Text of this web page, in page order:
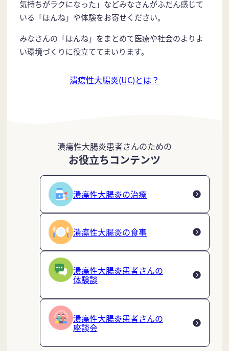
気持ちがラクになった」などみなさんがふだん感じて
いる「ほんね」や体験をお寄せください。
みなさんの「ほんね」をまとめて医療や社会のよりよ
い環境づくりに役立ててまいります。
潰瘍性大腸炎(UC)とは？
潰瘍性大腸炎患者さんのための
お役立ちコンテンツ
潰瘍性大腸炎の治療
潰瘍性大腸炎の食事
潰瘍性大腸炎患者さんの
体験談
潰瘍性大腸炎患者さんの
座談会